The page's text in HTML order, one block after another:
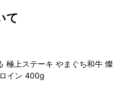
て
極上ステーキ やまぐち和牛 燦
イン 400g